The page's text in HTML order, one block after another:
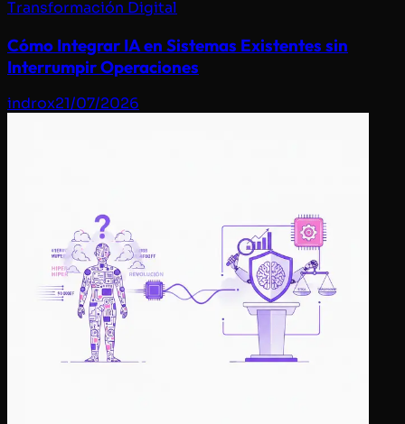
Transformación Digital
Cómo Integrar IA en Sistemas Existentes sin
Interrumpir Operaciones
indrox21/07/2026